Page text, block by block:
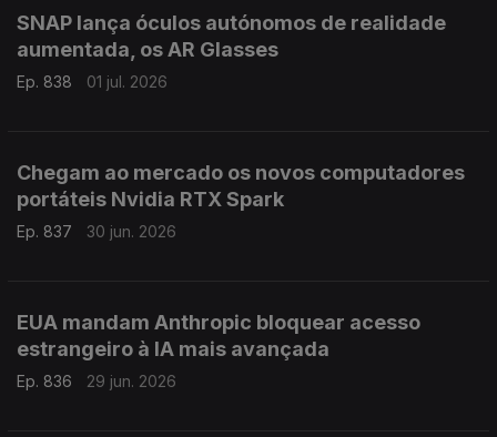
SNAP lança óculos autónomos de realidade
aumentada, os AR Glasses
Ep. 838 01 jul. 2026
Chegam ao mercado os novos computadores
portáteis Nvidia RTX Spark
Ep. 837 30 jun. 2026
EUA mandam Anthropic bloquear acesso
estrangeiro à IA mais avançada
Ep. 836 29 jun. 2026